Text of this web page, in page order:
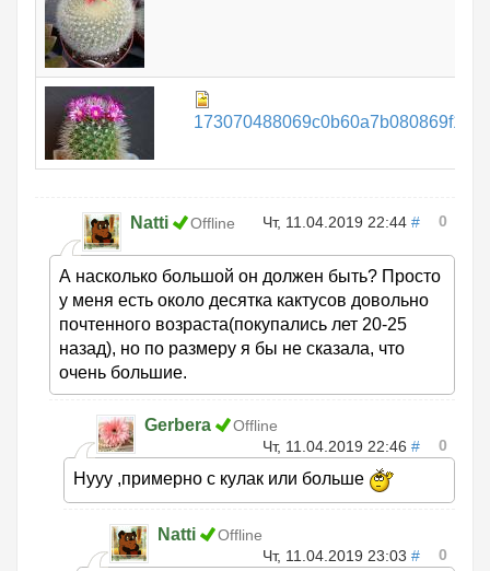
Natti Offline Чт, 11.04.2019 22:44 # 0
А насколько большой он должен быть? Просто
у меня есть около десятка кактусов довольно
почтенного возраста(покупались лет 20-25
назад), но по размеру я бы не сказала, что
очень большие.
Gerbera
Offline
Чт, 11.04.2019 22:46 # 0
Нууу ,примерно с кулак или больше
Natti
Offline
Чт, 11.04.2019 23:03 # 0